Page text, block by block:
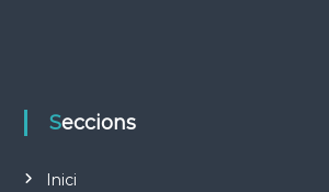
Seccions
Inici